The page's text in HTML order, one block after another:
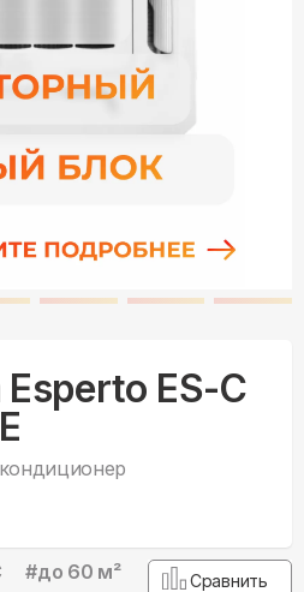
Esperto ES-C
#до 60 м² Сравнить